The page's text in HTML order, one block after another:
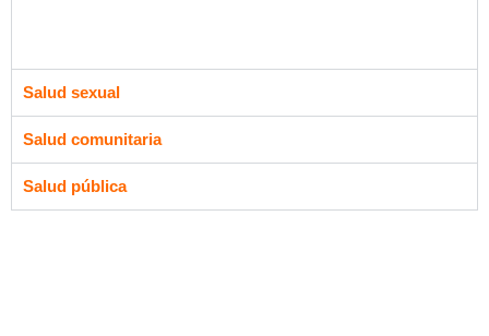
Salud sexual
Salud comunitaria
Salud pública